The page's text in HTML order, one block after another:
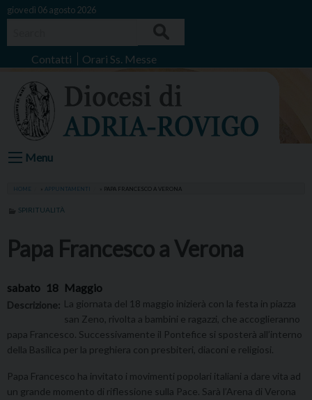
Skip
giovedì 06 agosto 2026
Contatti Orari Ss. Messe
Menu
HOME APPUNTAMENTI PAPA FRANCESCO A VERONA
SPIRITUALITÀ
Papa Francesco a Verona
sabato 18 Maggio
Descrizione: La giornata del 18 maggio inizierà con la festa in piazza
san Zeno, rivolta a bambini e ragazzi, che accoglieranno
papa Francesco. Successivamente il Pontefice si sposterà all’interno
della Basilica per la preghiera con presbiteri, diaconi e religiosi.
Papa Francesco ha invitato i movimenti popolari italiani a dare vita ad
un grande momento di riflessione sulla Pace. Sarà l’Arena di Verona